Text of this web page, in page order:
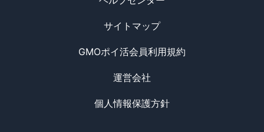
サイトマップ
GMOポイ活会員利用規約
運営会社
個人情報保護方針